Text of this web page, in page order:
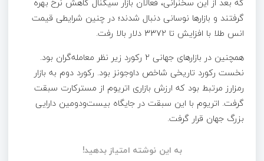
گرفتند و بازارها نوسانی دنبال شدند؛ در چنین شرایطی قیمت
انس طلا با افزایش تا 3372 دلار بالا رفت.
همچنین در بازارهای جهانی ۲ رکورد زیر نظر معامله‌گران بود.
نخست رکورد تاریخی شاخص داوجونز بود. رکورد دوم به بازار
رمزارز مرتبط بود که ارزش بازاری اتریوم از مسترکارت سبقت
گرفت. اتریوم با این سبقت در جایگاه بیست‌و‌دومین دارایی
بزرگ جهان قرار گرفت.
به این نوشته امتیاز بدهید!